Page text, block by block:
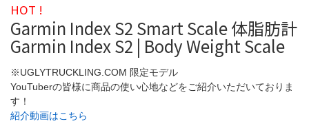
HOT !
Garmin Index S2 Smart Scale 体脂肪計
Garmin Index S2 | Body Weight Scale
※UGLYTRUCKLING.COM 限定モデル
YouTuberの皆様に商品の使い心地などをご紹介いただいておりま
す！
紹介動画はこちら